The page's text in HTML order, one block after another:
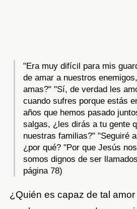
"Era muy difícil para mis
de amar a nuestros
amas?" "Sí, de verdad les
cuando sufres porque estás
años que hemos pasado
salgas, ¿les dirás a tu gente
nuestras familias?" "Seguiré
¿por qué? "Por que Jesús
somos dignos de ser
página 78)
¿Quién es capaz de tal